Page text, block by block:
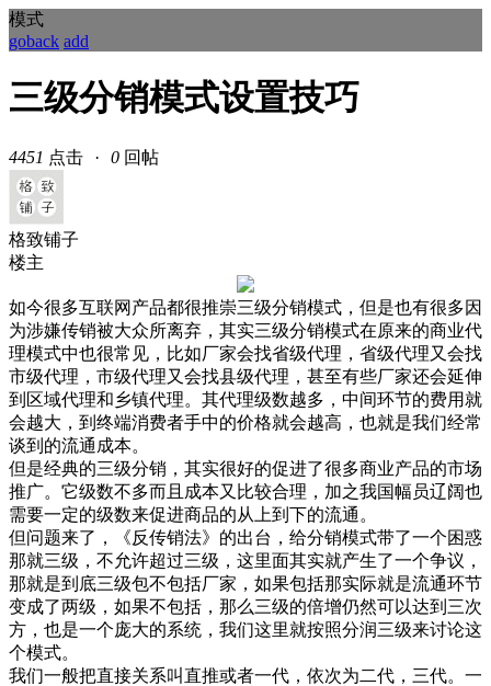
模式
goback add
三级分销模式设置技巧
4451 点击 · 0 回帖
格致铺子
楼主
如今很多互联网产品都很推崇三级分销模式，但是也有很多因
为涉嫌传销被大众所离弃，其实三级分销模式在原来的商业代
理模式中也很常见，比如厂家会找省级代理，省级代理又会找
市级代理，市级代理又会找县级代理，甚至有些厂家还会延伸
到区域代理和乡镇代理。其代理级数越多，中间环节的费用就
会越大，到终端消费者手中的价格就会越高，也就是我们经常
谈到的流通成本。
但是经典的三级分销，其实很好的促进了很多商业产品的市场
推广。它级数不多而且成本又比较合理，加之我国幅员辽阔也
需要一定的级数来促进商品的从上到下的流通。
但问题来了，《反传销法》的出台，给分销模式带了一个困惑
那就三级，不允许超过三级，这里面其实就产生了一个争议，
那就是到底三级包不包括厂家，如果包括那实际就是流通环节
变成了两级，如果不包括，那么三级的倍增仍然可以达到三次
方，也是一个庞大的系统，我们这里就按照分润三级来讨论这
个模式。
我们一般把直接关系叫直推或者一代，依次为二代，三代。一